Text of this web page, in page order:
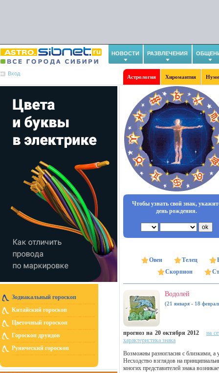
НОВОСТИ РАЗВЛЕЧЕНИЯ
Вход
Астрология Хиромантия
Зодиакальный гороскоп
Китайский гороскоп
Цветочный гороскоп
Гороскоп друидов
Рунический гороскоп
Чтобы узнать свой знак,
день рождения.
Овен Телец
Скорпион
Водолей
(21 января - 18
прогноз на 20 октября 2012
на
характеристика знака
Возможны разногласия с близкими, а
Несходство взглядов на
многих представителей знака